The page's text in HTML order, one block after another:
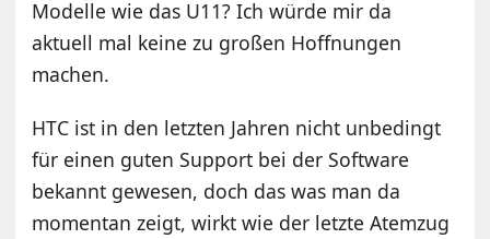
Modelle wie das U11? Ich würde mir da
aktuell mal keine zu großen Hoffnungen
machen.
HTC ist in den letzten Jahren nicht unbedingt
für einen guten Support bei der Software
bekannt gewesen, doch das was man da
momentan zeigt, wirkt wie der letzte Atemzug